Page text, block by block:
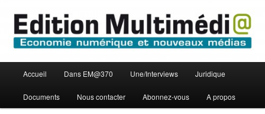
contenu
principalEdition Multimédi@
principal
Accueil Dans EM@370 Une/Interviews Juridique
Documents Nous contacter Abonnez-vous A propos